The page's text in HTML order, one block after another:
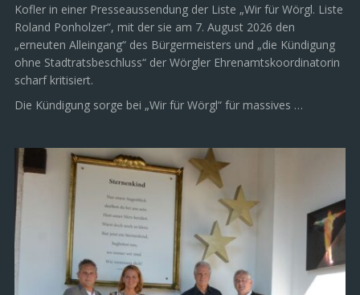
Kofler in einer Presseaussendung der Liste „Wir für Wörgl. Liste
Roland Ponholzer“, mit der sie am 7. August 2026 den
„erneuten Alleingang“ des Bürgermeisters und „die Kündigung
ohne Stadtratsbeschluss“ der Wörgler Ehrenamtskoordinatorin
scharf kritisiert.
Die Kündigung sorge bei „Wir für Wörgl“ für massives …